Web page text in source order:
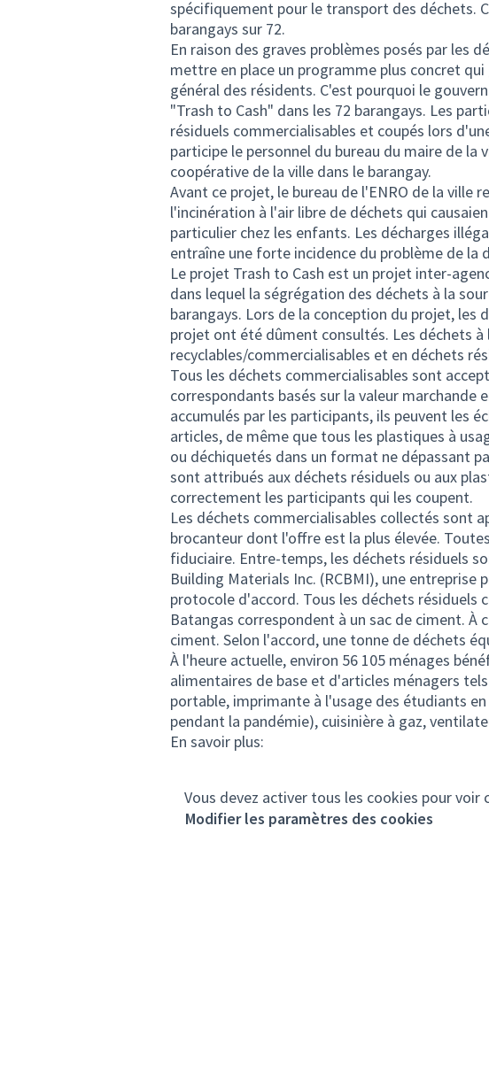
spécifiquement pour le transport des déchets.
barangays sur 72.
En raison des graves problèmes posés par les
mettre en place un programme plus concret
général des résidents. C'est pourquoi le
"Trash to Cash" dans les 72 barangays. Les
résiduels commercialisables et coupés lors
participe le personnel du bureau du maire de la
coopérative de la ville dans le barangay.
Avant ce projet, le bureau de l'ENRO de la ville
l'incinération à l'air libre de déchets qui
particulier chez les enfants. Les décharges
entraîne une forte incidence du problème de la
Le projet Trash to Cash est un projet inter-
dans lequel la ségrégation des déchets à la
barangays. Lors de la conception du projet, les
projet ont été dûment consultés. Les déchets
recyclables/commercialisables et en déchets
Tous les déchets commercialisables sont
correspondants basés sur la valeur marchande
accumulés par les participants, ils peuvent les
articles, de même que tous les plastiques à
ou déchiquetés dans un format ne dépassant
sont attribués aux déchets résiduels ou aux
correctement les participants qui les coupent.
Les déchets commercialisables collectés sont
brocanteur dont l'offre est la plus élevée.
fiduciaire. Entre-temps, les déchets résiduels
Building Materials Inc. (RCBMI), une entreprise
protocole d'accord. Tous les déchets résiduels
Batangas correspondent à un sac de ciment. À
ciment. Selon l'accord, une tonne de déchets
À l'heure actuelle, environ 56 105 ménages
alimentaires de base et d'articles ménagers
portable, imprimante à l'usage des étudiants
pendant la pandémie), cuisinière à gaz,
En savoir plus:
Vous devez activer tous les cookies pour voir
Modifier les paramètres des cookies